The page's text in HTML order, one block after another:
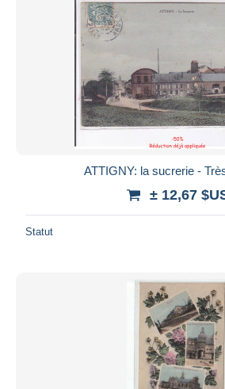
ATTIGNY: la sucrerie -
± 12,67
Statut